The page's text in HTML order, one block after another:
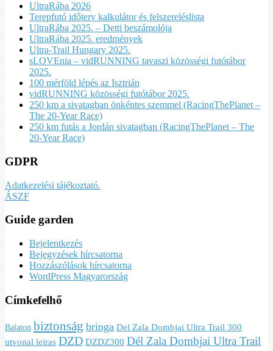
UltraRába 2026
Terepfutó időterv kalkulátor és felszereléslista
UltraRába 2025. – Detti beszámolója
UltraRába 2025. eredmények
Ultra-Trail Hungary 2025.
sLOVEnia – vidRUNNING tavaszi közösségi futótábor
2025.
100 mérföld lépés az Isztrián
vidRUNNING közösségi futótábor 2025.
250 km a sivatagban önkéntes szemmel (RacingThePlanet –
The 20-Year Race)
250 km futás a Jordán sivatagban (RacingThePlanet – The
20-Year Race)
GDPR
Adatkezelési tájékoztató.
ÁSZF
Guide garden
Bejelentkezés
Bejegyzések hírcsatorna
Hozzászólások hírcsatorna
WordPress Magyarország
Címkefelhő
Balaton biztonság bringa Del Zala Dombjai Ultra Trail 300
utvonal leiras DZD DZDZ300 Dél Zala Dombjai Ultra Trail